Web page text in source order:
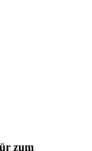
zum